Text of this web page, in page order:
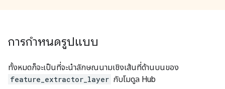
การกำหนดรูปแบบ
ทั้งหมดก็จะเป็นที่จะนำลักษณนามเชิงเส้นที่ด้านบนของ
feature_extractor_layer กับโมดูล Hub